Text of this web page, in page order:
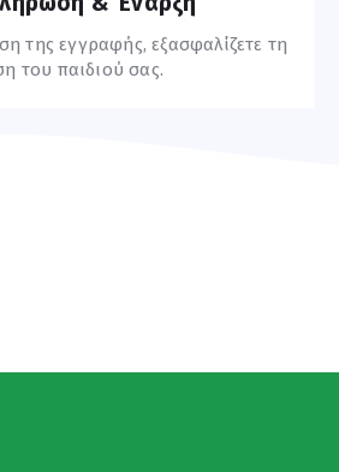
της εγγραφής, εξασφαλίζετε τη
του παιδιού σας.